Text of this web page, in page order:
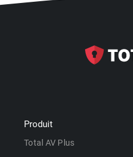
Produit
Total AV Plus